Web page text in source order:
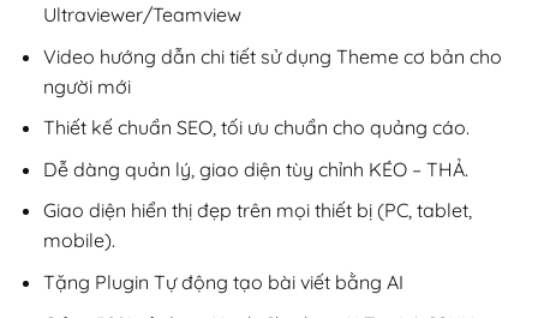
Ultraviewer/Teamview
Video hướng dẫn chi tiết sử dụng Theme cơ bản cho
người mới
Thiết kế chuẩn SEO, tối ưu chuẩn cho quảng cáo.
Dễ dàng quản lý, giao diện tùy chỉnh KÉO – THẢ.
Giao diện hiển thị đẹp trên mọi thiết bị (PC, tablet,
mobile).
Tặng Plugin Tự động tạo bài viết bằng AI